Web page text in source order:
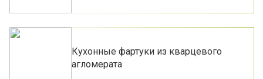
Кухонные фартуки из кварцевого
агломерата